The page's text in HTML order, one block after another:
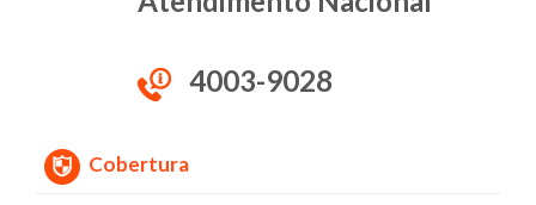
4003-9028
Cobertura